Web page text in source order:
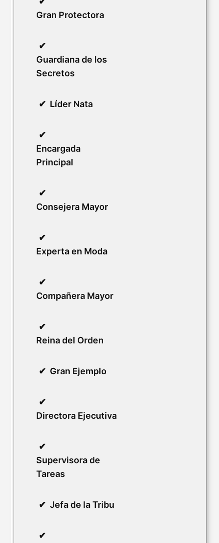
Gran Protectora
Guardiana de los
Secretos
Líder Nata
Encargada
Principal
Consejera Mayor
Experta en Moda
Compañera Mayor
Reina del Orden
Gran Ejemplo
Directora Ejecutiva
Supervisora de
Tareas
Jefa de la Tribu